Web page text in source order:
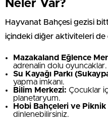
Neler Var?
Hayvanat Bahçesi gezisi
içindeki diğer aktiviteleri de
Mazakaland Eğlence
adrenalin dolu oyuncaklar.
Su Kayağı Parkı
yapma imkanı.
Bilim Merkezi: Çocuklar
planetaryum.
Hobi Bahçeleri ve Piknik
dinlenebilirsiniz.